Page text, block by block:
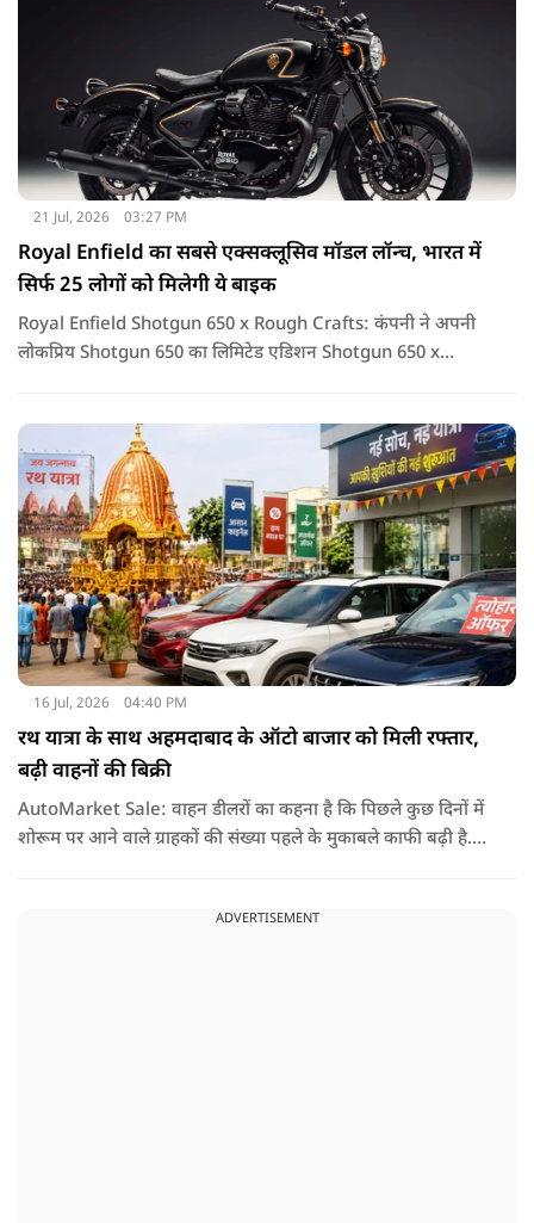
21 Jul, 2026 03:27 PM
Royal Enfield का सबसे एक्सक्लूसिव मॉडल लॉन्च, भारत में
सिर्फ 25 लोगों को मिलेगी ये बाइक
Royal Enfield Shotgun 650 x Rough Crafts: कंपनी ने अपनी
लोकप्रिय Shotgun 650 का लिमिटेड एडिशन Shotgun 650 x
खरीदना पसंद करते हैं.
16 Jul, 2026 04:40 PM
रथ यात्रा के साथ अहमदाबाद के ऑटो बाजार को मिली रफ्तार,
बढ़ी वाहनों की बिक्री
AutoMarket Sale: वाहन डीलरों का कहना है कि पिछले कुछ दिनों में
शोरूम पर आने वाले ग्राहकों की संख्या पहले के मुकाबले काफी बढ़ी है.
ADVERTISEMENT